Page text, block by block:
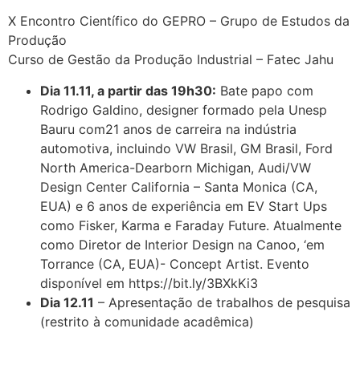
X Encontro Científico do GEPRO – Grupo de Estudos da
Produção
Curso de Gestão da Produção Industrial – Fatec Jahu
Dia 11.11, a partir das 19h30: Bate papo com
Rodrigo Galdino, designer formado pela Unesp
Bauru com21 anos de carreira na indústria
automotiva, incluindo VW Brasil, GM Brasil, Ford
North America-Dearborn Michigan, Audi/VW
Design Center California – Santa Monica (CA,
EUA) e 6 anos de experiência em EV Start Ups
como Fisker, Karma e Faraday Future. Atualmente
como Diretor de Interior Design na Canoo, ‘em
Torrance (CA, EUA)- Concept Artist. Evento
disponível em https://bit.ly/3BXkKi3
Dia 12.11 – Apresentação de trabalhos de pesquisa
(restrito à comunidade acadêmica)